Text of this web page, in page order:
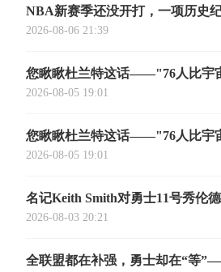
NBA新赛季还没开打，一项历史
诞生——英国篮球俱乐部伦敦雄狮
2026-08-06 21:39
您瞅瞅杜兰特这话——"76人比宇
觉得他是谦虚或者脑子进水了，我
2026-08-05 19:01
您瞅瞅杜兰特这话——"76人比宇
觉得他是谦虚或者脑子进水了，我
2026-08-05 19:01
名记Keith Smith对勇士11号秀伦
价，用词非常精准。他说伦德博格
2026-08-03 20:21
全联盟都在补强，勇士却在“等